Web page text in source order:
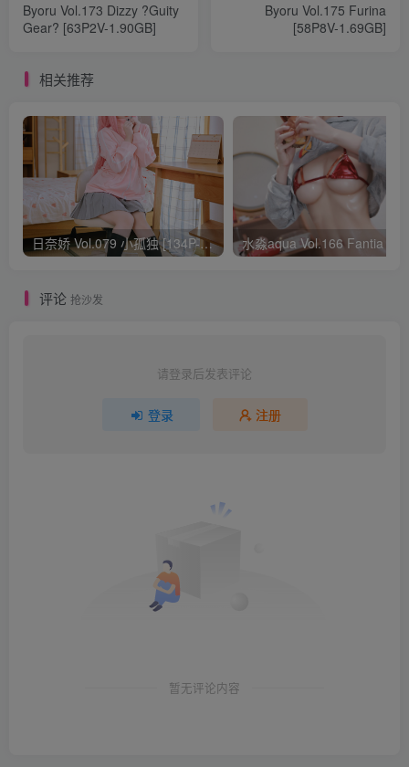
Byoru Vol.173 Dizzy ?Guity
Gear? [63P2V-1.90GB]
Byoru Vol.175 Furina
[58P8V-1.69GB]
相关推荐
日奈娇 Vol.079 小孤独 [134P-1.84GB]
评论 抢沙发
请登录后发表评论
登录 注册
暂无评论内容